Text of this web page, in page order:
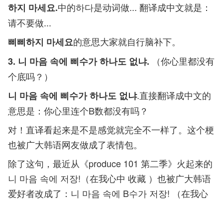
하지 마세요.中的하다是动词做... 翻译成中文就是：
请不要做...
삐삐하지 마세요的意思大家就自行脑补下。
3. 니 마음 속에 삐수가 하나도 없냐. （你心里都没有
个底吗？）
니 마음 속에 삐수가 하나도 없냐.直接翻译成中文的
意思是：你心里连个B数都没有吗？
对！直译看起来是不是感觉就完全不一样了。这个梗
也被广大韩语网友做成了表情包。
除了这句，最近从《produce 101 第二季》火起来的
니 마음 속에 저장!（在我心中 收藏 ）也被广大韩语
爱好者改成了：니 마음 속에 B수가 저장! （在我心